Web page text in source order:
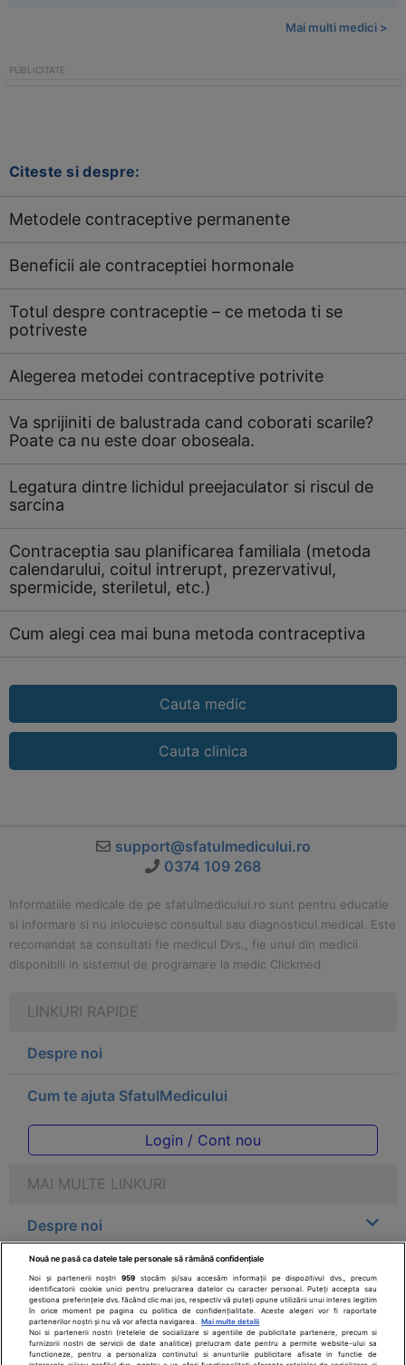
Mai multi medici >
Citeste si despre:
Metodele contraceptive permanente
Beneficii ale contraceptiei hormonale
Totul despre contraceptie – ce metoda ti se
potriveste
Alegerea metodei contraceptive potrivite
Va sprijiniti de balustrada cand coborati scarile?
Poate ca nu este doar oboseala.
Legatura dintre lichidul preejaculator si riscul de
sarcina
Contraceptia sau planificarea familiala (metoda
calendarului, coitul intrerupt, prezervativul,
spermicide, steriletul, etc.)
Cum alegi cea mai buna metoda contraceptiva
Cauta medic
Cauta clinica
support@sfatulmedicului.ro
0374 109 268
Informatiile medicale de pe sfatulmedicului.ro sunt pentru educatie
si informare si nu inlocuiesc consultul sau diagnosticul medical. Este
recomandat sa consultati fie medicul Dvs., fie unul din medicii
disponibili in sistemul de programare la medic Clickmed.
LINKURI RAPIDE
Despre noi
Cum te ajuta SfatulMedicului
Login / Cont nou
MAI MULTE LINKURI
Despre noi
Legal
Drepturile consumatorului
Parteneri
Nouă ne pasă ca datele tale personale să rămână confidențiale
Noi și partenerii noștri959 stocăm și/sau accesăm informații pe dispozitivul dvs., precum
identificatorii cookie unici pentru prelucrarea datelor cu caracter personal. Puteți accepta sau
gestiona preferințele dvs. făcând clic mai jos, respectiv vă puteți opune utilizării unui interes legitim
în orice moment pe pagina cu politica de confidențialitate. Aceste alegeri vor fi raportate
partenerilor noștri și nu vă vor afecta navigarea.
Mai multe detalii
Noi si partenerii nostri (retelele de socializare si agentiile de publicitate partenere, precum si
furnizorii nostri de servicii de date analitice) prelucram date pentru a permite website-ului sa
functioneze, pentru a personaliza continutul si anunturile publicitare afisate in functie de